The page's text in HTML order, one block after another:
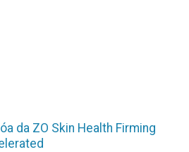
da ZO Skin Health Firming